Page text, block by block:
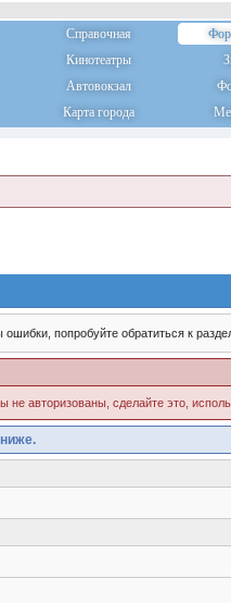
Справочная
Кинотеатры
Автовокзал
Карта города
попробуйте обратиться к
авторизованы, сделайте это,